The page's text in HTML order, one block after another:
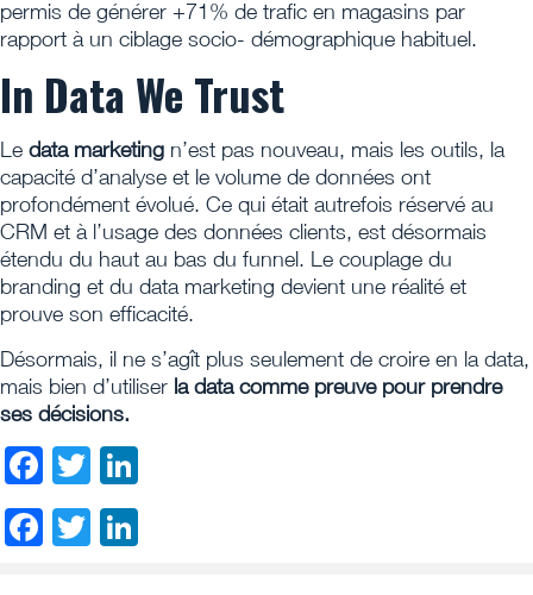
permis de générer +71% de trafic en magasins par
rapport à un ciblage socio- démographique habituel.
In Data We Trust
Le data marketing n’est pas nouveau, mais les outils, la
capacité d’analyse et le volume de données ont
profondément évolué. Ce qui était autrefois réservé au
CRM et à l’usage des données clients, est désormais
étendu du haut au bas du funnel. Le couplage du
branding et du data marketing devient une réalité et
prouve son efficacité.
Désormais, il ne s’agît plus seulement de croire en la data,
mais bien d’utiliser la data comme preuve pour prendre
ses décisions.
Facebook
Twitter
Facebook
Twitter